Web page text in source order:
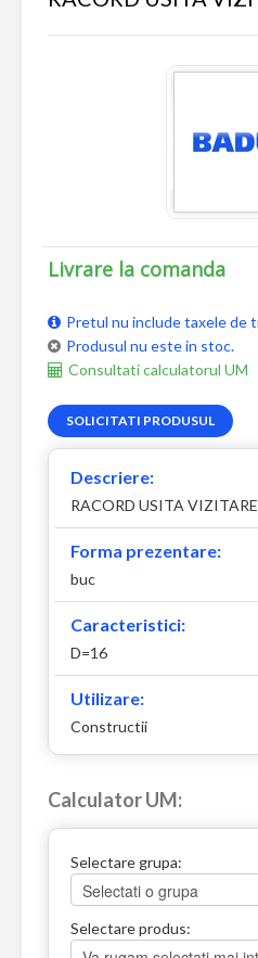
Livrare la comanda
Pretul nu include taxele de
Produsul nu este in stoc.
Consultati calculatorul UM
SOLICITATI PRODUSUL
Descriere:
RACORD USITA
Forma prezentare:
buc
Caracteristici:
D=16
Utilizare:
Constructii
Calculator UM:
Selectare grupa:
Selectare produs: